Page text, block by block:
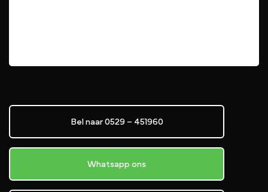
Bel naar 0529 – 451960
Whatsapp ons